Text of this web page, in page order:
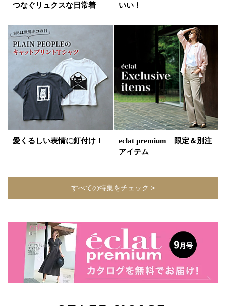
つなぐリュクスな日常着
いい！
愛くるしい表情に釘付け！
eclat premium 限定＆別注
アイテム
すべての特集をチェック >